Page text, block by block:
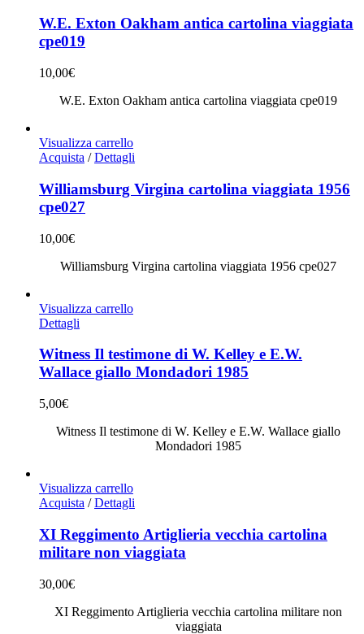
W.E. Exton Oakham antica cartolina viaggiata
cpe019
10,00€
W.E. Exton Oakham antica cartolina viaggiata cpe019
Visualizza carrello
Acquista / Dettagli
Williamsburg Virgina cartolina viaggiata 1956
cpe027
10,00€
Williamsburg Virgina cartolina viaggiata 1956 cpe027
Visualizza carrello
Dettagli
Witness Il testimone di W. Kelley e E.W.
Wallace giallo Mondadori 1985
5,00€
Witness Il testimone di W. Kelley e E.W. Wallace giallo
Mondadori 1985
Visualizza carrello
Acquista / Dettagli
XI Reggimento Artiglieria vecchia cartolina
militare non viaggiata
30,00€
XI Reggimento Artiglieria vecchia cartolina militare non
viaggiata